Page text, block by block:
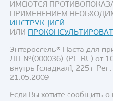
ИМЕЮТСЯ
ПРИМЕНЕНИЕМ
ИНСТРУКЦИЕЙ
ИЛИ
Энтеросгель® Паста для
ЛП-№(000036)-(РГ-RU) от
внутрь [сладкая], 225 г
21.05.2009
Если Вы хотите сообщить